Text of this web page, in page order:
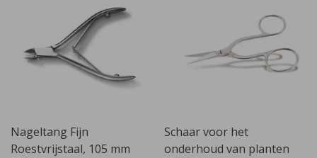
Nageltang Fijn
Roestvrijstaal, 105 mm
Schaar voor het
onderhoud van planten